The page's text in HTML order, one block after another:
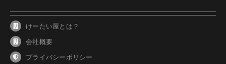
けーたい屋とは？
会社概要
プライバシーポリシー